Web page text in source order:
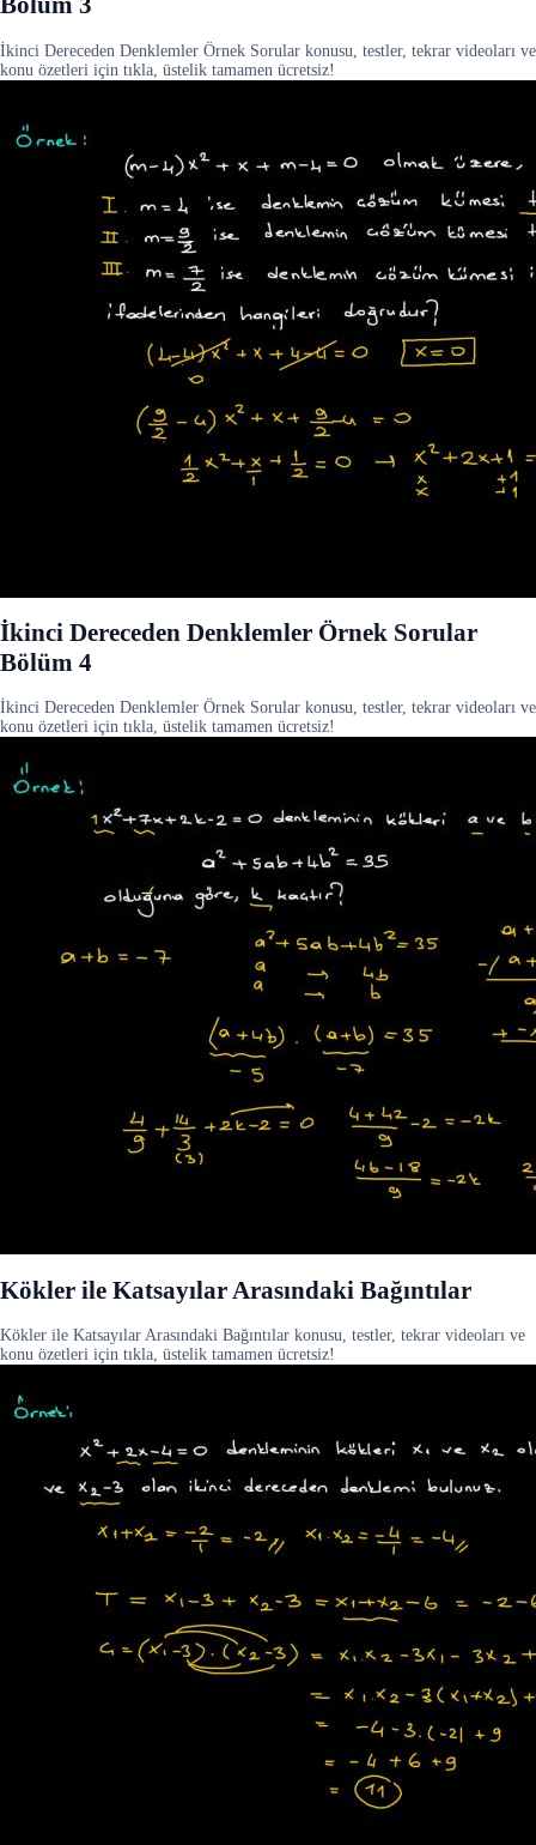
İkinci Dereceden Denklemler Örnek Sorular konusu, testler, tekrar videoları ve
konu özetleri için tıkla, üstelik tamamen ücretsiz!
İkinci Dereceden Denklemler Örnek Sorular
Bölüm 4
İkinci Dereceden Denklemler Örnek Sorular konusu, testler, tekrar videoları ve
konu özetleri için tıkla, üstelik tamamen ücretsiz!
Kökler ile Katsayılar Arasındaki Bağıntılar
Kökler ile Katsayılar Arasındaki Bağıntılar konusu, testler, tekrar videoları ve
konu özetleri için tıkla, üstelik tamamen ücretsiz!